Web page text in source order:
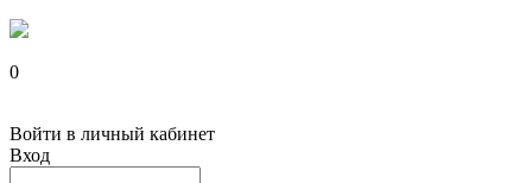
0
Войти в личный кабинет
Вход